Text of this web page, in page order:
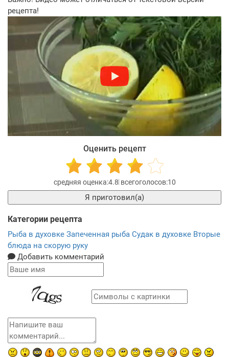
рецепта!
Оценить рецепт
4.8 10
Я приготовил(а)
Категории рецепта
Рыба в духовке Запеченная рыба Судак в духовке Вторые
блюда на скорую руку
Добавить комментарий